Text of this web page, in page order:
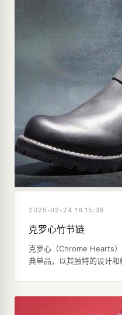
2025-02-24 16:15:38
克罗心竹节链
克罗心（Chrome Hearts
典单品，以其独特的设计